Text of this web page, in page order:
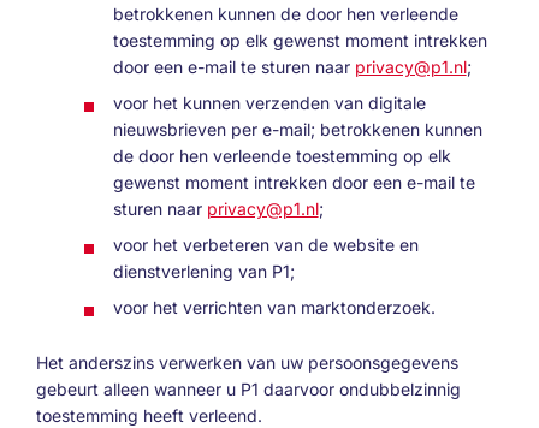
betrokkenen kunnen de door hen verleende
toestemming op elk gewenst moment intrekken
door een e-mail te sturen naar privacy@p1.nl;
voor het kunnen verzenden van digitale
nieuwsbrieven per e-mail; betrokkenen kunnen
de door hen verleende toestemming op elk
gewenst moment intrekken door een e-mail te
sturen naar privacy@p1.nl;
voor het verbeteren van de website en
dienstverlening van P1;
voor het verrichten van marktonderzoek.
Het anderszins verwerken van uw persoonsgegevens
gebeurt alleen wanneer u P1 daarvoor ondubbelzinnig
toestemming heeft verleend.